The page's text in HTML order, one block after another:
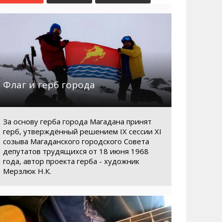
Маршруты. Улицы, остановки
Телефоны
Автобусы Магадан – Аэропорт
Таблица приливов отливов
Интернет
Жилье
Не мусорить
Браконьеры
Флаг и герб города
За основу герба города Магадана принят
герб, утверждённый решением IX сессии XI
созыва Магаданского городского Совета
депутатов трудящихся от 18 июня 1968
года, автор проекта герба - художник
Мерзлюк Н.К.